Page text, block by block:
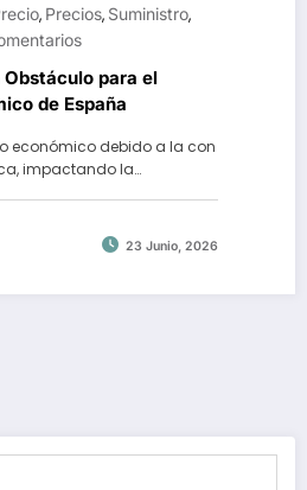
, Precios, Suministro,
Obstáculo para el
de España
económico debido a la con
impactando la…
23 Junio, 2026